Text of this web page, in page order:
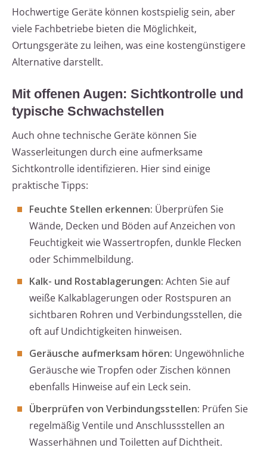
Hochwertige Geräte können kostspielig sein, aber
viele Fachbetriebe bieten die Möglichkeit,
Ortungsgeräte zu leihen, was eine kostengünstigere
Alternative darstellt.
Mit offenen Augen: Sichtkontrolle und
typische Schwachstellen
Auch ohne technische Geräte können Sie
Wasserleitungen durch eine aufmerksame
Sichtkontrolle identifizieren. Hier sind einige
praktische Tipps:
Feuchte Stellen erkennen: Überprüfen Sie
Wände, Decken und Böden auf Anzeichen von
Feuchtigkeit wie Wassertropfen, dunkle Flecken
oder Schimmelbildung.
Kalk- und Rostablagerungen: Achten Sie auf
weiße Kalkablagerungen oder Rostspuren an
sichtbaren Rohren und Verbindungsstellen, die
oft auf Undichtigkeiten hinweisen.
Geräusche aufmerksam hören: Ungewöhnliche
Geräusche wie Tropfen oder Zischen können
ebenfalls Hinweise auf ein Leck sein.
Überprüfen von Verbindungsstellen: Prüfen Sie
regelmäßig Ventile und Anschlussstellen an
Wasserhähnen und Toiletten auf Dichtheit.